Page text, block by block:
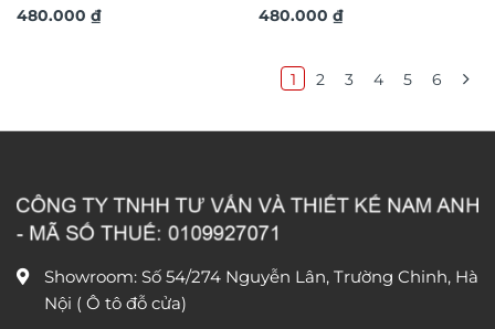
trang trí phòng khách
480.000 ₫
may mắn trang trí phòng
480.000 ₫
1 2 3 4 5 6
Showroom: Số 54/274 Nguyễn Lân, Trường Chinh, Hà
Nội ( Ô tô đỗ cửa)